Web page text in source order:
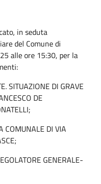
in seduta
del Comune di
alle ore 15:30, per la
SITUAZIONE DI GRAVE
DE
COMUNALE DI VIA
GENERALE-